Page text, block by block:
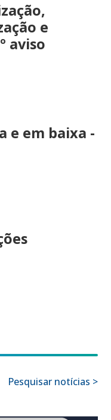
e
aviso
e em baixa -
Pesquisar notícias >